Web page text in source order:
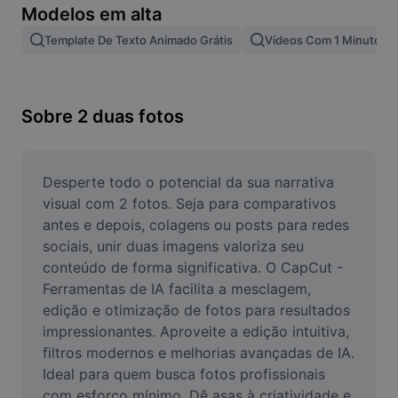
Remover plano de fundo de imagem
Mesclar imagens
Redimensionar Imagem
Criador de Memes
AI Text Remover
AI People Remover
AI Inpainting
Face Cutout
Modelos em alta
Template De Texto Animado Grátis Vídeos Com 1 Minuto
Sobre 2 duas fotos
Desperte todo o potencial da sua narrativa
visual com 2 fotos. Seja para comparativos
antes e depois, colagens ou posts para redes
sociais, unir duas imagens valoriza seu
conteúdo de forma significativa. O CapCut -
Ferramentas de IA facilita a mesclagem,
edição e otimização de fotos para resultados
impressionantes. Aproveite a edição intuitiva,
filtros modernos e melhorias avançadas de IA.
Ideal para quem busca fotos profissionais